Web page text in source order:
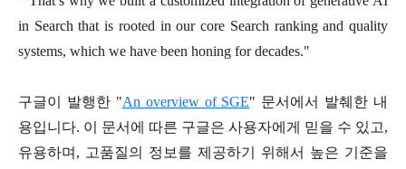
in Search that is rooted in our core Search ranking and quality
systems, which we have been honing for decades."
구글이 발행한 "An overview of SGE" 문서에서 발췌한 내
용입니다. 이 문서에 따른 구글은 사용자에게 믿을 수 있고,
유용하며, 고품질의 정보를 제공하기 위해서 높은 기준을